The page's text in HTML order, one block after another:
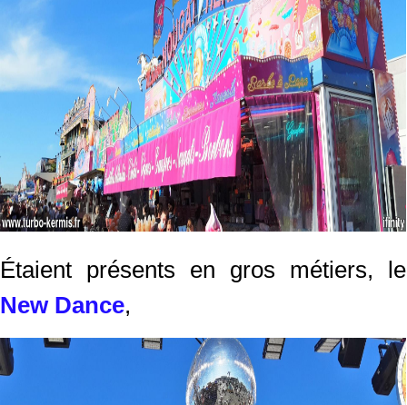
Étaient présents en gros métiers, le
New Dance,